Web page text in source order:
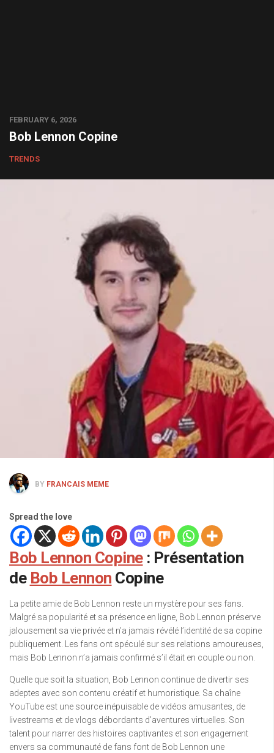
FEBRUARY 6, 2026
Bob Lennon Copine
TRENDS
BY FRANCAIS MEME
Spread the love
Bob Lennon Copine: Présentation
de Bob Lennon Copine
La petite amie de Bob Lennon reste un mystère pour ses fans.
Malgré sa popularité et sa présence en ligne, Bob Lennon préserve
jalousement sa vie privée et n’a jamais révélé l’identité de sa copine
publiquement. Les fans ont spéculé sur ses relations amoureuses,
mais Bob Lennon n’a jamais confirmé s’il était en couple ou non.
Quelle que soit la situation, Bob Lennon continue de divertir ses
adeptes avec son contenu créatif et humoristique. Sa chaîne
YouTube est une source inépuisable de vidéos amusantes, de
livestreams et de vlogs débordants d’aventures virtuelles. Son
talent pour narrer des histoires captivantes et son engagement
envers sa communauté de fans font de Bob Lennon une